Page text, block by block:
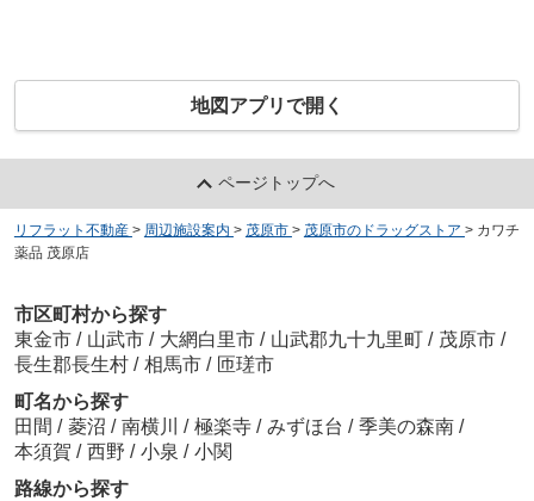
地図アプリで開く
ページトップへ
リフラット不動産 > 周辺施設案内 > 茂原市 > 茂原市のドラッグストア > カワチ
薬品 茂原店
市区町村から探す
東金市 / 山武市 / 大網白里市 / 山武郡九十九里町 / 茂原市 /
長生郡長生村 / 相馬市 / 匝瑳市
町名から探す
田間 / 菱沼 / 南横川 / 極楽寺 / みずほ台 / 季美の森南 /
本須賀 / 西野 / 小泉 / 小関
路線から探す